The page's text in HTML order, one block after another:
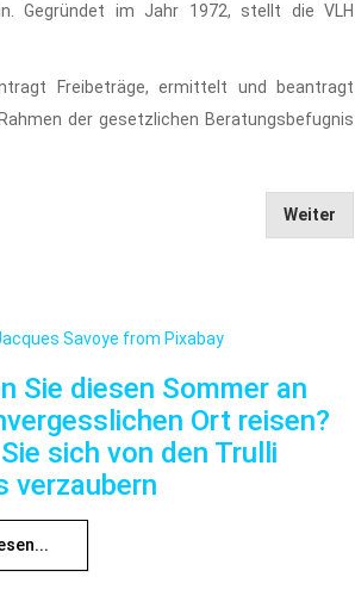
Gegründet im Jahr 1972, stellt die VLH
Freibeträge, ermittelt und beantragt
der gesetzlichen Beratungsbefugnis
Weiter
Sie diesen Sommer an
Ort reisen?
sich von den Trulli
verzaubern